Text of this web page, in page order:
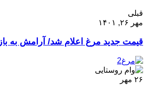
قبلی
مهر ۲۶, ۱۴۰۱
قیمت جدید مرغ اعلام شد/ آرامش به
۲۶ مهر